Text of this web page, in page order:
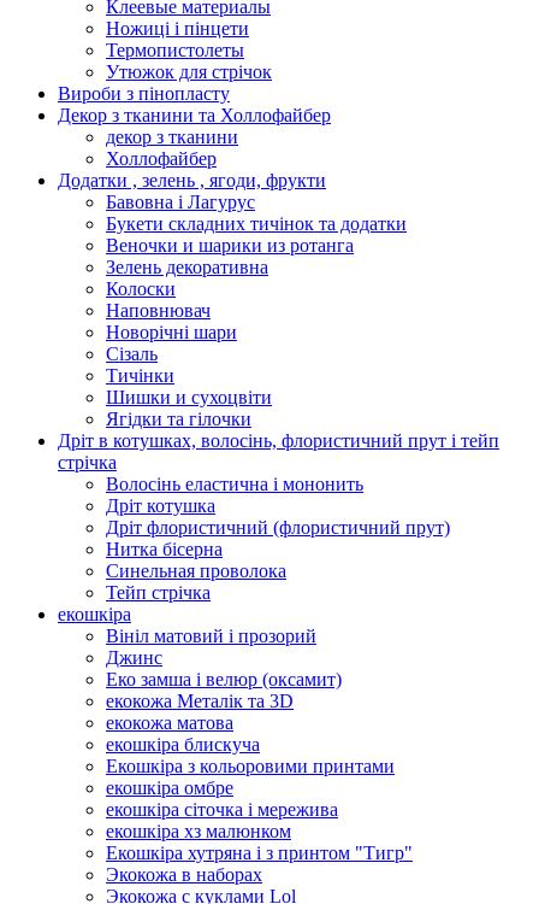
Клеевые материалы
Ножиці і пінцети
Термопистолеты
Утюжок для стрічок
Вироби з пінопласту
Декор з тканини та Холлофайбер
декор з тканини
Холлофайбер
Додатки , зелень , ягоди, фрукти
Бавовна і Лагурус
Букети складних тичінок та додатки
Веночки и шарики из ротанга
Зелень декоративна
Колоски
Наповнювач
Новорічні шари
Сізаль
Тичінки
Шишки и сухоцвіти
Ягідки та гілочки
Дріт в котушках, волосінь, флористичний прут і тейп
стрічка
Волосінь еластична і мононить
Дріт котушка
Дріт флористичний (флористичний прут)
Нитка бісерна
Синельная проволока
Тейп стрічка
екошкіра
Вініл матовий і прозорий
Джинс
Еко замша і велюр (оксамит)
екокожа Металік та 3D
екокожа матова
екошкіра блискуча
Екошкіра з кольоровими принтами
екошкіра омбре
екошкіра сіточка і мережива
екошкіра хз малюнком
Екошкіра хутряна і з принтом "Тигр"
Экокожа в наборах
Экокожа с куклами Lol